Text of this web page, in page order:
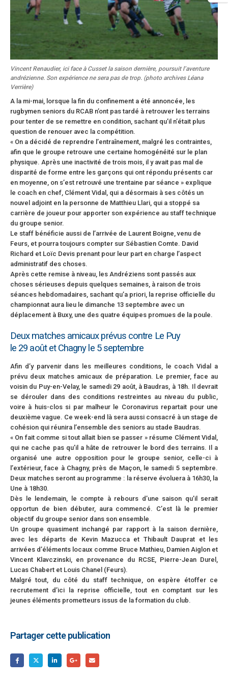
Vincent Renaudier, ici face à Cusset la saison dernière, poursuit l’aventure
andrézienne. Son expérience ne sera pas de trop. (photo archives Léana
Verrière)
A la mi-mai, lorsque la fin du confinement a été annoncée, les
rugbymen seniors du RCAB n’ont pas tardé à retrouver les terrains
pour tenter de se remettre en condition, sachant qu’il n’était plus
question de renouer avec la compétition.
« On a décidé de reprendre l’entraînement, malgré les contraintes,
afin que le groupe retrouve une certaine homogénéité sur le plan
physique. Après une inactivité de trois mois, il y avait pas mal de
disparité de forme entre les garçons qui ont répondu présents car
en moyenne, on s’est retrouvé une trentaine par séance » explique
le coach en chef, Clément Vidal, qui a désormais à ses côtés un
nouvel adjoint en la personne de Matthieu Llari, qui a stoppé sa
carrière de joueur pour apporter son expérience au staff technique
du groupe senior.
Le staff bénéficie aussi de l’arrivée de Laurent Boigne, venu de
Feurs, et pourra toujours compter sur Sébastien Comte. David
Richard et Loïc Devis prenant pour leur part en charge l’aspect
administratif des choses.
Après cette remise à niveau, les Andréziens sont passés aux
choses sérieuses depuis quelques semaines, à raison de trois
séances hebdomadaires, sachant qu’a priori, la reprise officielle du
championnat aura lieu le dimanche 13 septembre avec un
déplacement à Buxy, une des quatre équipes promues de la poule.
Deux matches amicaux prévus contre Le Puy
le 29 août et Chagny le 5 septembre
Afin d’y parvenir dans les meilleures conditions, le coach Vidal a
prévu deux matches amicaux de préparation. Le premier, face au
voisin du Puy-en-Velay, le samedi 29 août, à Baudras, à 18h. Il devrait
se dérouler dans des conditions restreintes au niveau du public,
voire à huis-clos si par malheur le Coronavirus repartait pour une
deuxième vague. Ce week-end là sera aussi consacré à un stage de
cohésion qui réunira l’ensemble des seniors au stade Baudras.
« On fait comme si tout allait bien se passer » résume Clément Vidal,
qui ne cache pas qu’il a hâte de retrouver le bord des terrains. Il a
organisé une autre opposition pour le groupe senior, celle-ci à
l’extérieur, face à Chagny, près de Maçon, le samedi 5 septembre.
Deux matches seront au programme : la réserve évoluera à 16h30, la
Une à 18h30.
Dès le lendemain, le compte à rebours d’une saison qu’il serait
opportun de bien débuter, aura commencé. C’est là le premier
objectif du groupe senior dans son ensemble.
Un groupe quasiment inchangé par rapport à la saison dernière,
avec les départs de Kevin Mazucca et Thibault Dauprat et les
arrivées d’éléments locaux comme Bruce Mathieu, Damien Aiglon et
Vincent Klavczinski, en provenance du RCSE, Pierre-Jean Durel,
Lucas Chabert et Louis Chanel (Feurs).
Malgré tout, du côté du staff technique, on espère étoffer ce
recrutement d’ici la reprise officielle, tout en comptant sur les
jeunes éléments prometteurs issus de la formation du club.
Partager cette publication